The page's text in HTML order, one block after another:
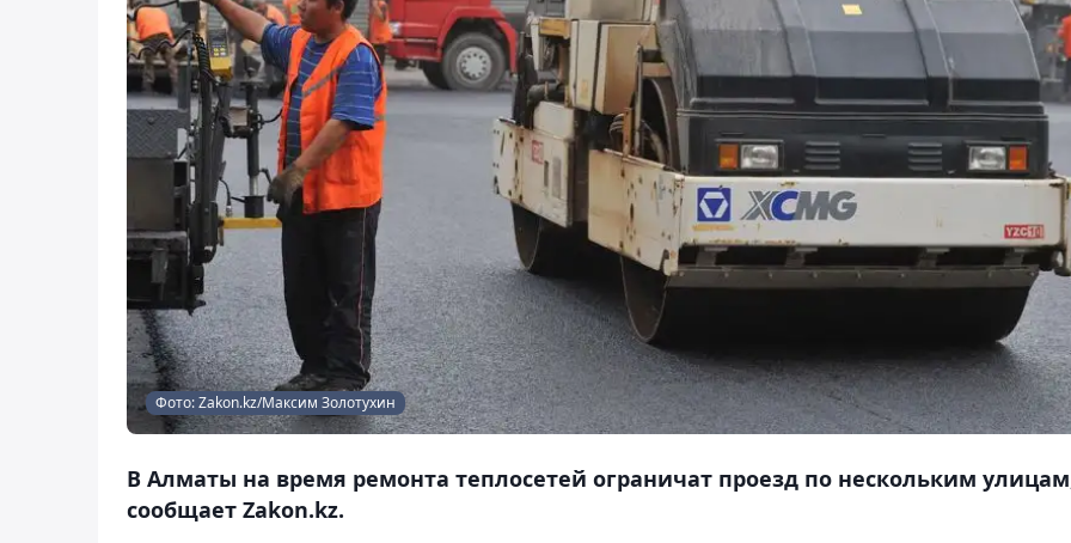
Фото: Zakon.kz/Максим Золотухин
В Алматы на время ремонта теплосетей ограничат проезд по нескольким
сообщает Zakon.kz.